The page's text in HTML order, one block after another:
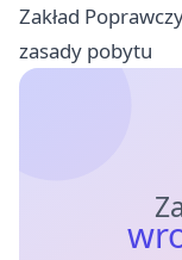
Zakład
zasady pobytu